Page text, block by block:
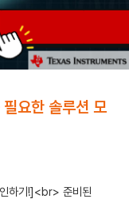
요한 솔루션 모
하기!]<br> 준비된